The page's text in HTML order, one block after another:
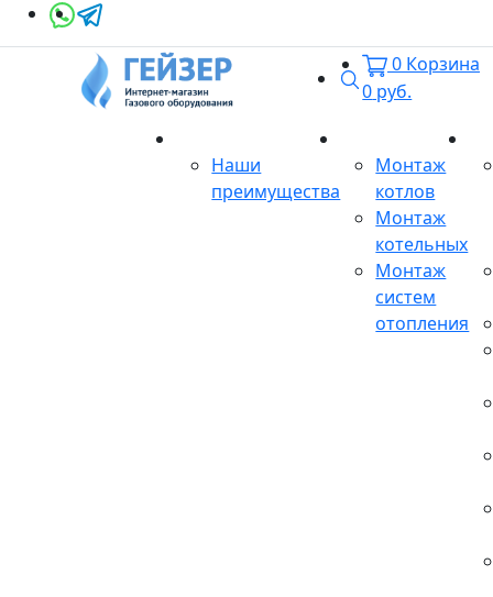
Поиск
0 Корзина
0 руб.
Наши
преимущества
Монтаж
котлов
Монтаж
котельных
Монтаж
систем
отопления